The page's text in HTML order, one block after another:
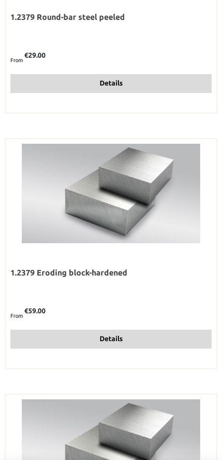
1.2379 Round-bar steel peeled
From
€29.00
Details
1.2379 Eroding block-hardened
From
€59.00
Details